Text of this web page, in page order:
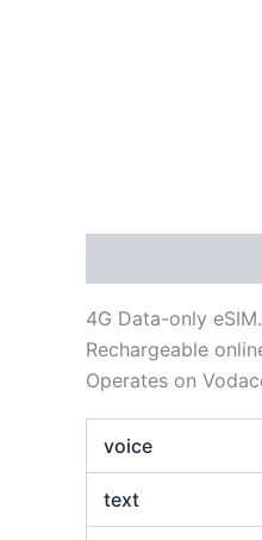
4G Data-only eSIM.
Rechargeable
Operates on
voice
text